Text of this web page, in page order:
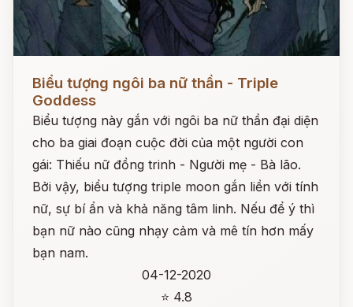
Đọc ngay
Biểu tượng ngôi ba nữ thần - Triple
Goddess
Biểu tượng này gắn với ngôi ba nữ thần đại diện
cho ba giai đoạn cuộc đời của một người con
gái: Thiếu nữ đồng trinh - Người mẹ - Bà lão.
Bởi vậy, biểu tượng triple moon gắn liền với tính
nữ, sự bí ẩn và khả năng tâm linh. Nếu để ý thì
bạn nữ nào cũng nhạy cảm và mê tín hơn mấy
bạn nam.
04-12-2020
⭐ 4.8